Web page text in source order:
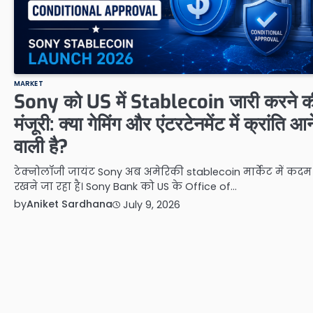
MARKET
Sony को US में Stablecoin जारी करने
मंजूरी: क्या गेमिंग और एंटरटेनमेंट में क्रांति
वाली है?
टेक्नोलॉजी जायंट Sony अब अमेरिकी stablecoin मार्केट में कदम
रखने जा रहा है। Sony Bank को US के Office of…
byAniket Sardhana July 9, 2026